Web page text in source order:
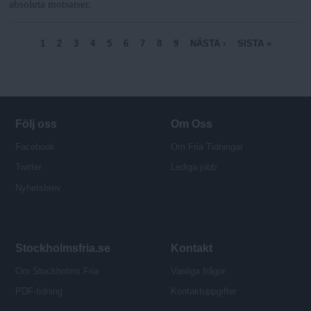
absoluta motsatser.
o
r
2 3 4 5 6 7 8 9 NÄSTA › SISTA »
Följ oss Om Oss
Stockholmsfria.se Kontakt